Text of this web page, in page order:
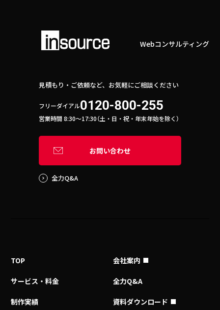
Webコンサルティング
見積もり・ご依頼など、お気軽にご相談ください
フリーダイアル0120-800-255
営業時間 8:30〜17:30（土・日・祝・年末年始を除く）
お問い合わせ
全力Q&A
TOP
サービス・料金
制作実績
会社案内
全力Q&A
資料ダウンロード